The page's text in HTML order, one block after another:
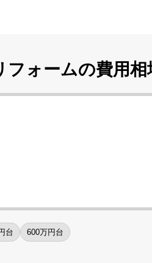
フォームの費用相
台 600万円台